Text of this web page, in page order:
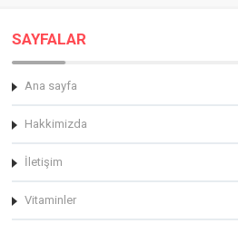
SAYFALAR
Ana sayfa
Hakkimizda
İletişim
Vitaminler